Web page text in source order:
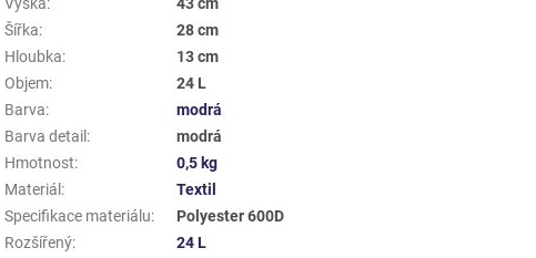
Šířka:
28 cm
Hloubka:
13 cm
Objem:
24 L
Barva:
modrá
Barva detail:
modrá
Hmotnost:
0,5 kg
Materiál:
Textil
Specifikace materiálu:
Polyester 600D
Rozšířený:
24 L